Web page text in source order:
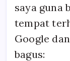
saya guna
tempat
Google
bagus: